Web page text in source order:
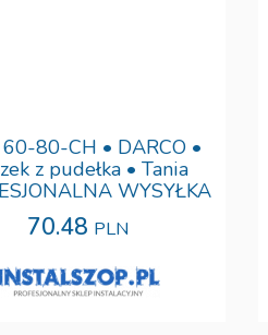
80-CH • DARCO •
z pudełka • Tania
WYSYŁKA
70.48 PLN